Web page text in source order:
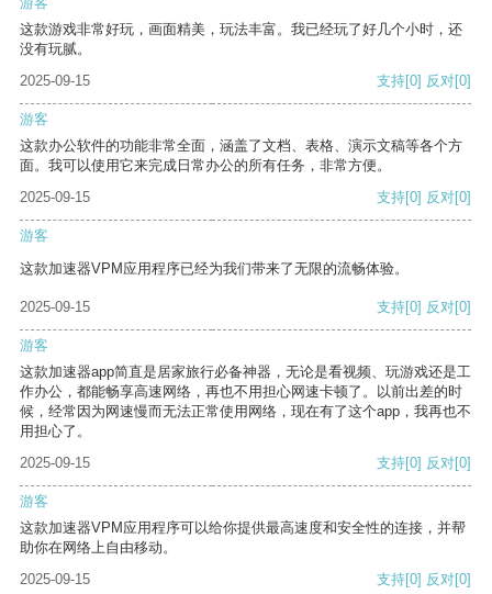
这款游戏非常好玩，画面精美，玩法丰富。我已经玩了好几个小时，还
没有玩腻。
2025-09-15
支持[0] 反对[0]
游客
这款办公软件的功能非常全面，涵盖了文档、表格、演示文稿等各个方
面。我可以使用它来完成日常办公的所有任务，非常方便。
2025-09-15
支持[0] 反对[0]
游客
这款加速器VPM应用程序已经为我们带来了无限的流畅体验。
2025-09-15 支持[0] 反对[0]
游客
这款加速器app简直是居家旅行必备神器，无论是看视频、玩游戏还是工
作办公，都能畅享高速网络，再也不用担心网速卡顿了。以前出差的时
候，经常因为网速慢而无法正常使用网络，现在有了这个app，我再也不
用担心了。
2025-09-15
支持[0] 反对[0]
游客
这款加速器VPM应用程序可以给你提供最高速度和安全性的连接，并帮
助你在网络上自由移动。
2025-09-15
支持[0] 反对[0]